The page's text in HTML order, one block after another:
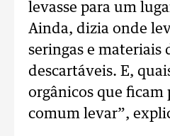
levasse para um
Ainda, dizia onde
seringas e materiais
descartáveis. E,
orgânicos que ficam
comum levar”,